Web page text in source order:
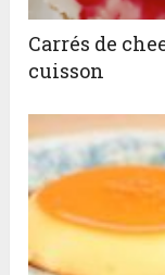
Carrés de
cuisson